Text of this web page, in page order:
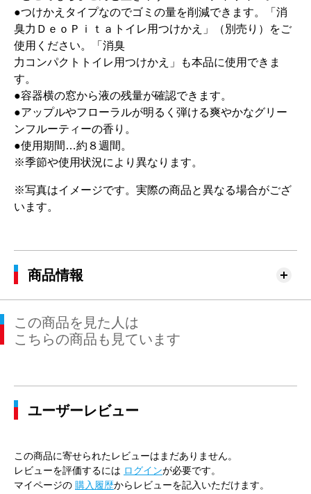
●つけかえタイプなのでゴミの量を削減できます。「消
臭力ＤｅｏＰｉｔａトイレ用つけかえ」（別売り）をご
使用ください。「消臭
力コンパクトトイレ用つけかえ」も本品に使用できま
す。
●容器横の窓から液の残量が確認できます。
●アップルやフローラルが明るく弾ける爽やかなグリー
ンフルーティーの香り。
●使用期間…約８週間。
※季節や使用状況により異なります。
※写真はイメージです。実際の商品と異なる場合がござ
います。
商品情報
この商品を見た人は
こちらの商品も見ています
ユーザーレビュー
この商品に寄せられたレビューはまだありません。
レビューを評価するには ログインが必要です。
マイページの 購入履歴からレビューを記入いただけます。